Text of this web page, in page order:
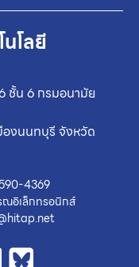
โลยี
ชั้น 6 กรมอนามัย
งนนทบุรี จังหวัด
4369
ณอิเล็กทรอนิกส์